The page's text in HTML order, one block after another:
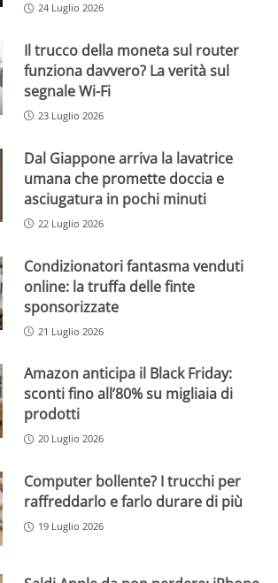
24 Luglio 2026
Il trucco della moneta sul router
funziona davvero? La verità sul
segnale Wi-Fi
23 Luglio 2026
Dal Giappone arriva la lavatrice
umana che promette doccia e
asciugatura in pochi minuti
22 Luglio 2026
Condizionatori fantasma venduti
online: la truffa delle finte
sponsorizzate
21 Luglio 2026
Amazon anticipa il Black Friday:
sconti fino all’80% su migliaia di
prodotti
20 Luglio 2026
Computer bollente? I trucchi per
raffreddarlo e farlo durare di più
19 Luglio 2026